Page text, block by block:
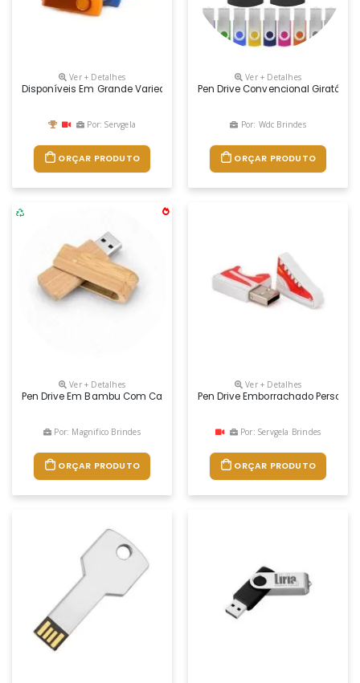
Ver + Detalhes
Disponíveis Em Grande Variedade De Cores, Os Pendrives Coloridos
Por: Servgela
ORÇAR PRODUTO
Ver + Detalhes
Pen Drive Convencional Giratório
Por: Wdc Brindes
ORÇAR PRODUTO
Ver + Detalhes
Pen Drive Em Bambu Com Capacidade De 8gb. 59 X 19 X 12 Mm.
Por: Magnifico Brindes
ORÇAR PRODUTO
Ver + Detalhes
Pen Drive Emborrachado
Por: Servgela Brindes
ORÇAR PRODUTO